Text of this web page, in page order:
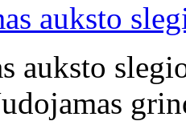
auksto
auksto